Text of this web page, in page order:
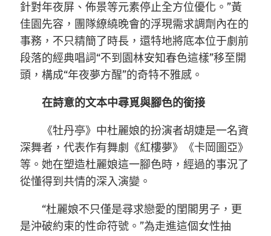
針對年夜屏、佈景等元素停止全方位優化。”黃
佳園先容，團隊繚繞晚會的浮現需求調劑內在的
事務，不只精簡了時長，還特地將底本位于劇前
段落的經典唱詞“不到園林安知春色這樣”移至開
頭，構成“年夜夢方醒”的奇特不雅感。
在詩意的文本中尋覓與腳色的銜接
《牡丹亭》中杜麗娘的扮演者胡婕是一名資
深舞者，代表作有舞劇《紅樓夢》《卡岡圖亞》
等。她在塑造杜麗娘這一腳色時，經過的事況了
從懂得到共情的深入演變。
“杜麗娘不只僅是尋求戀愛的閨閣男子，更
是沖破約束的性命符號。”為走進這個女性抽